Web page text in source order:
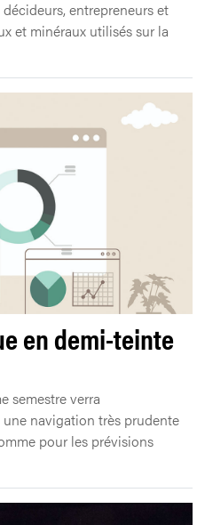
entrepreneurs et
et minéraux utilisés sur la
en demi-teinte
semestre verra
une navigation très prudente
pour les prévisions